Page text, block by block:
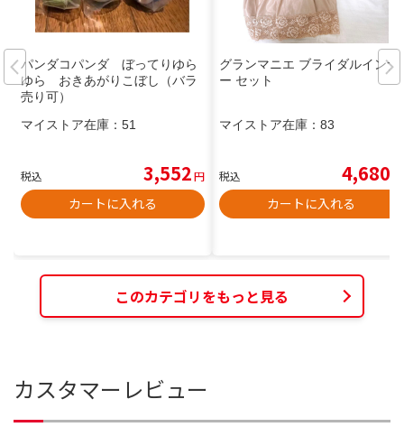
パンダコパンダ ぼってりゆら
ゆら おきあがりこぼし（バラ
売り可）
マイストア在庫： 51
税込 3,552円
カートに入れる
グランマニエ ブライダルインナ
ー セット
マイストア在庫： 83
税込 4,680
カートに入れる
このカテゴリをもっと見る
カスタマーレビュー